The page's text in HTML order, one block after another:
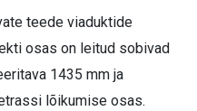
teede viaduktide
osas on leitud sobivad
1435 mm ja
lõikumise osas.